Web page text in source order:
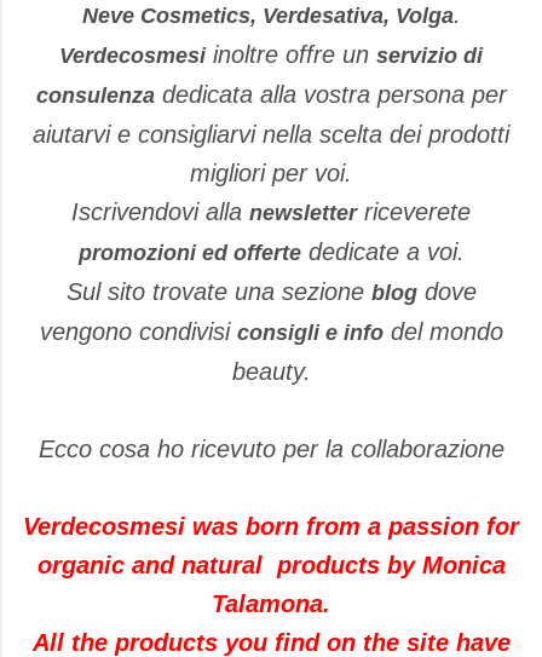
Neve Cosmetics, Verdesativa, Volga.
Verdecosmesiinoltre offre un servizio di
consulenzadedicata alla vostra persona per
aiutarvi e consigliarvi nella scelta dei prodotti
migliori per voi.
Iscrivendovi alla newsletterriceverete
promozioni ed offertededicate a voi.
Sul sito trovate una sezione blogdove
vengono condivisi consigli e infodel mondo
beauty.
Ecco cosa ho ricevuto per la collaborazione
Verdecosmesi was born from a passion for
organic and natural products by Monica
Talamona.
All the products you find on the site have